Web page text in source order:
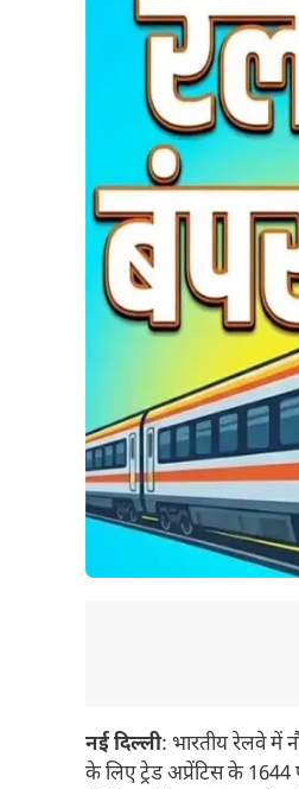
नई दिल्ली: भारतीय रेलवे में
के लिए ट्रेड अप्रेंटिस के 1644